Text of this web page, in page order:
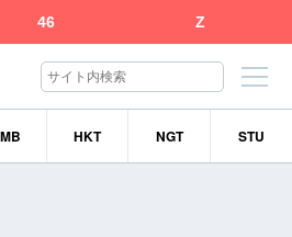
46 Z
HKT NGT STU